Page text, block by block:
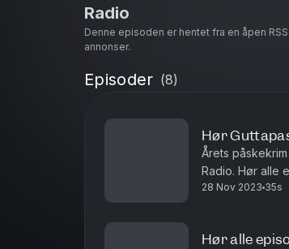
Radio
Denne episoden er hentet fra en åpen
annonser.
Episoder (8)
Hør
Årets
Radio. Hør alle
28 Nov 2023 35s
Hør alle